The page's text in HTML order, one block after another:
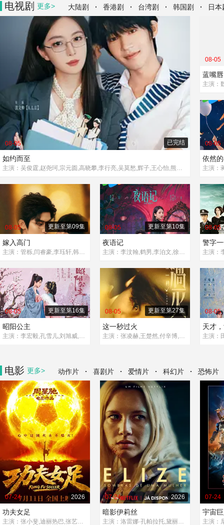
电视剧 更多> 大陆剧 · 香港剧 · 台湾剧 · 韩国剧 · 日本
08-05 已完结
如约而至
主演：吴俊霆,赵尧珂,宗元圆,高晓攀,李行亮,吴莫愁,辉子,王心怡,熊汝霖,孙一杰,曲羿成,王予,王旭东,高姝瑶,许纯,李泽宇,蔡淇
08-05
蓝嘴唇
08-05
依然
08-05 更新至第09集
嫁入高门
主演：管栎,闫睿豪,李珏轩,韩明霖,赵杨,刘亚锟
08-05 更新至第10集
夜语记
主演：李汶翰,鹤男,李泊文,徐新驰,李牧芸,孙思凡,郭天祺
08-05
警字
主演：
08-05 更新至第16集
昭阳公主
主演：李宏毅,孔雪儿,刘旭威,林小宅
08-05 更新至第27集
这一秒过火
主演：张凌赫,王楚然,付辛博,徐振轩,鹤秋,王籽苏,胡杏儿,沙宝亮,吴莫愁,毛孩,鹿骐,苇青,刘令姿,康可人,陈东阳,黄博远,斓曦,张弓,金俊秀,陈欣予
08-05
天才
电影 更多> 动作片 · 喜剧片 · 爱情片 · 科幻片 · 恐怖片
07-24 2026
功夫女足
主演：张小斐,迪丽热巴,张艺兴,刘嘉玲,佐藤健,艾米,雪野,蔡思贝,胡予安,倪好,赵丽娜,欧阳靖,张继聪,欧阳万成,陈旻,李卓媚,秦鹏飞,张天一,孙子七,洪蕾,施予斐,景如洋,李奕臻,赖迦童,葛依萱,王奕彤,马睎悦,邹霞,崔桐侥,张娣,张琪,房岩,邓月平,查恩雅·麦克洛里,许君聪,门腔,冯勉
07-24 2026
暗影伊莉丝
主演：洛雷娜·孔帕拉托,黛丽丝·韦恩伯格,胡丽叶·康拉德
07-24
宇宙